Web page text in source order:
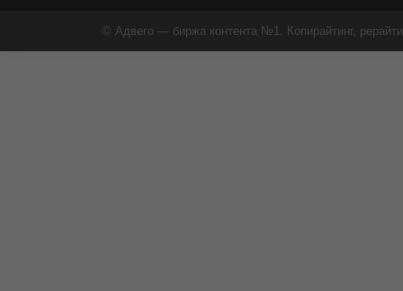
© Адвего — биржа контента №1. Копирайтинг,